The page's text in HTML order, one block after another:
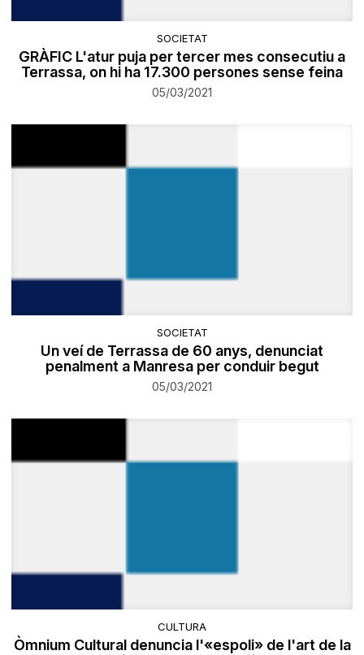
SOCIETAT
GRÀFIC L'atur puja per tercer mes consecutiu a
Terrassa, on hi ha 17.300 persones sense feina
05/03/2021
SOCIETAT
Un veí de Terrassa de 60 anys, denunciat
penalment a Manresa per conduir begut
05/03/2021
CULTURA
Òmnium Cultural denuncia l'«espoli» de l'art de la